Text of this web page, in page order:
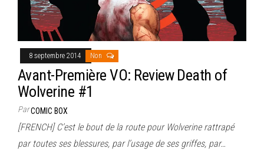
8 septembre 2014 Non
Avant-Première VO: Review Death of
Wolverine #1
ParCOMIC BOX
[FRENCH] C’est le bout de la route pour Wolverine rattrapé
par toutes ses blessures, par l’usage de ses griffes, par…